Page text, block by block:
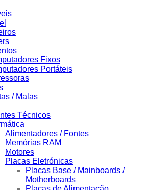
Fixos
Portáteis
/ Malas
Técnicos
Alimentadores / Fontes
Memórias RAM
Motores
Placas Eletrónicas
Placas Base / Mainboards /
Motherboards